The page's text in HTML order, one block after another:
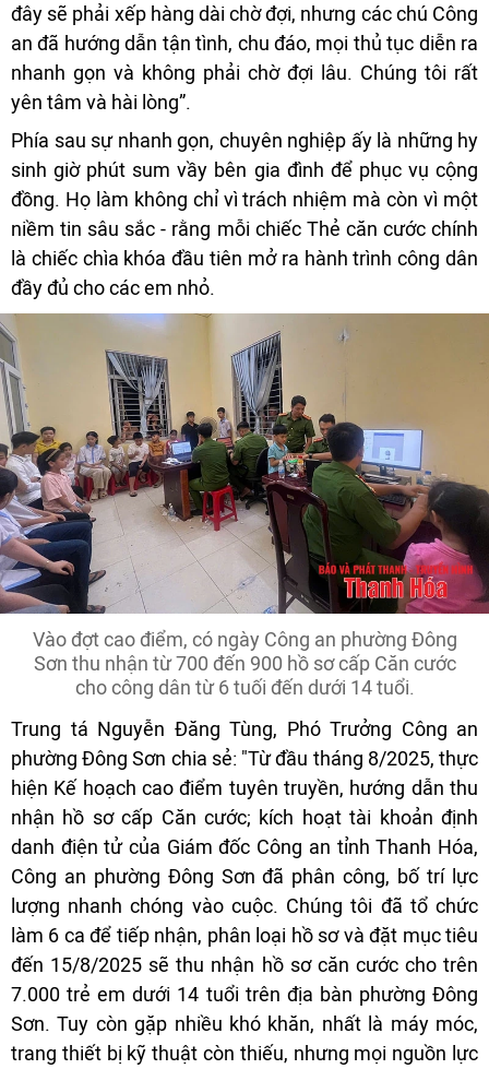
đây sẽ phải xếp hàng dài chờ đợi, nhưng các chú Công
an đã hướng dẫn tận tình, chu đáo, mọi thủ tục diễn ra
nhanh gọn và không phải chờ đợi lâu. Chúng tôi rất
yên tâm và hài lòng”.
Phía sau sự nhanh gọn, chuyên nghiệp ấy là những hy
sinh giờ phút sum vầy bên gia đình để phục vụ cộng
đồng. Họ làm không chỉ vì trách nhiệm mà còn vì một
niềm tin sâu sắc - rằng mỗi chiếc Thẻ căn cước chính
là chiếc chìa khóa đầu tiên mở ra hành trình công dân
đầy đủ cho các em nhỏ.
Vào đợt cao điểm, có ngày Công an phường Đông
Sơn thu nhận từ 700 đến 900 hồ sơ cấp Căn cước
cho công dân từ 6 tuối đến dưới 14 tuổi.
Trung tá Nguyễn Đăng Tùng, Phó Trưởng Công an
phường Đông Sơn chia sẻ: "Từ đầu tháng 8/2025, thực
hiện Kế hoạch cao điểm tuyên truyền, hướng dẫn thu
nhận hồ sơ cấp Căn cước; kích hoạt tài khoản định
danh điện tử của Giám đốc Công an tỉnh Thanh Hóa,
Công an phường Đông Sơn đã phân công, bố trí lực
lượng nhanh chóng vào cuộc. Chúng tôi đã tổ chức
làm 6 ca để tiếp nhận, phân loại hồ sơ và đặt mục tiêu
đến 15/8/2025 sẽ thu nhận hồ sơ căn cước cho trên
7.000 trẻ em dưới 14 tuổi trên địa bàn phường Đông
Sơn. Tuy còn gặp nhiều khó khăn, nhất là máy móc,
trang thiết bị kỹ thuật còn thiếu, nhưng mọi nguồn lực